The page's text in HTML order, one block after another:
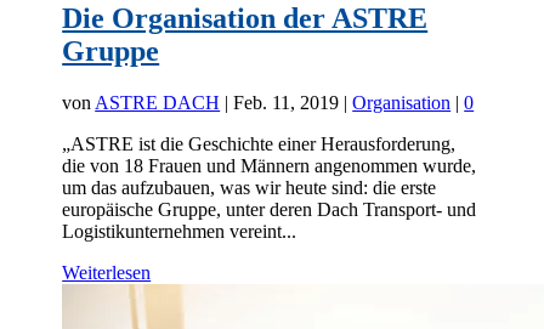
Die Organisation der ASTRE
Gruppe
von ASTRE DACH |Feb. 11, 2019 |Organisation |0
„ASTRE ist die Geschichte einer Herausforderung,
die von 18 Frauen und Männern angenommen wurde,
um das aufzubauen, was wir heute sind: die erste
europäische Gruppe, unter deren Dach Transport- und
Logistikunternehmen vereint...
Weiterlesen